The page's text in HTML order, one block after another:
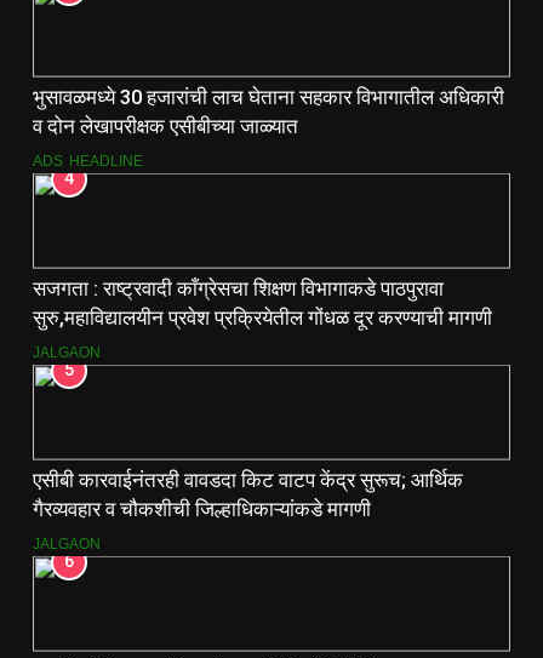
भुसावळमध्ये 30 हजारांची लाच घेताना सहकार विभागातील अधिकारी
व दोन लेखापरीक्षक एसीबीच्या जाळ्यात
ADS HEADLINE
4
सजगता : राष्ट्रवादी काँग्रेसचा शिक्षण विभागाकडे पाठपुरावा
सुरु,महाविद्यालयीन प्रवेश प्रक्रियेतील गोंधळ दूर करण्याची मागणी
JALGAON
5
एसीबी कारवाईनंतरही वावडदा किट वाटप केंद्र सुरूच; आर्थिक
गैरव्यवहार व चौकशीची जिल्हाधिकाऱ्यांकडे मागणी
JALGAON
6